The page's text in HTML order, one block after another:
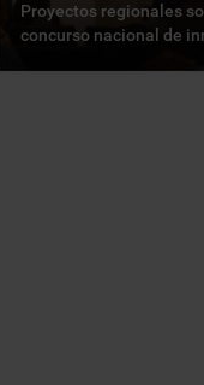
Proyectos regionales
concurso nacional de